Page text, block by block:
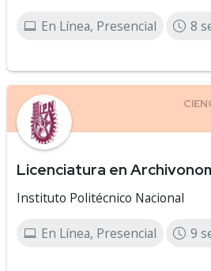
En Línea, Presencial 8
Licenciatura en
Instituto Politécnico Nacional
En Línea, Presencial 9